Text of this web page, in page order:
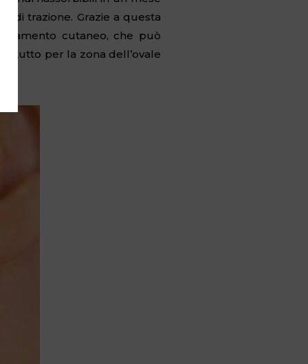
di trazione. Grazie a questa
cutaneo, che può
per la zona dell’ovale